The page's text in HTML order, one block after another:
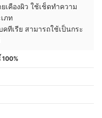
เคืองผิว ใช้เช็ดทำความ
ภท
ทีเรีย สามารถใช้เป็นกระ
100%